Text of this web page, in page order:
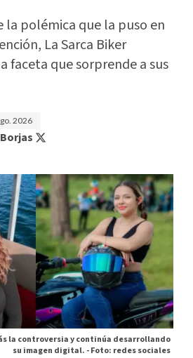
la polémica que la puso en
La Sarca Biker
faceta que sorprende a sus
2026
la controversia y continúa desarrollando
su imagen digital. -Foto: redes sociales